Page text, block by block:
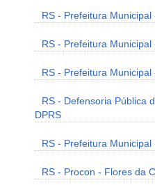
RS - Prefeitura
RS - Prefeitura
RS - Prefeitura
RS - Defensoria Pública
DPRS
RS - Prefeitura
RS - Procon - Flores da